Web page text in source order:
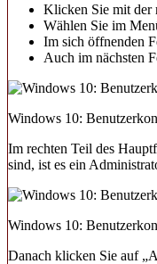
Klicken Sie mit der
Wählen Sie im
Im sich öffnenden
Auch im nächsten
Windows 10:
Im rechten Teil des
sind, ist es ein
Windows 10:
Danach klicken Sie auf